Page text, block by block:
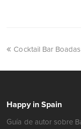
Cocktail Bar Boadas
Happy in Spain
Guía de autor sobre